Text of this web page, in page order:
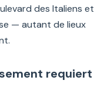
des Italiens et
— autant de lieux
requiert